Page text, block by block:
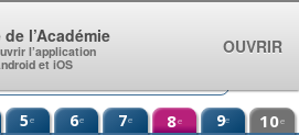
5e 6e 7e 8e 9e 10e
l’Académie
l’application
et iOS
OUVRIR